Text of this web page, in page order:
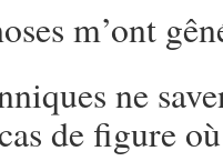
m’ont
ne
de figure